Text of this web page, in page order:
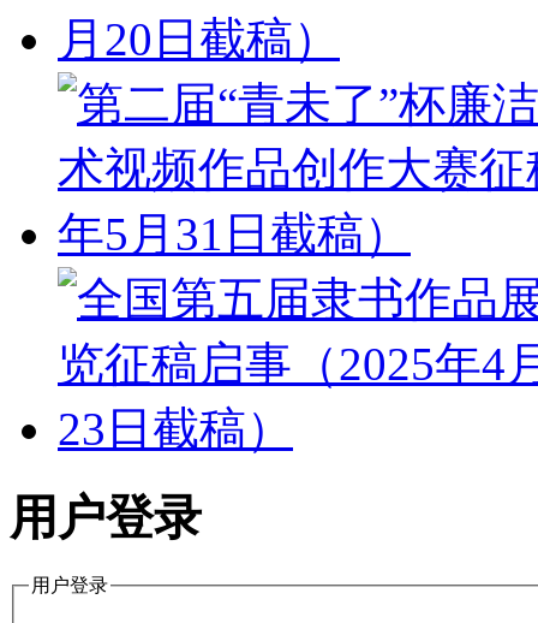
用户登录
用户登录